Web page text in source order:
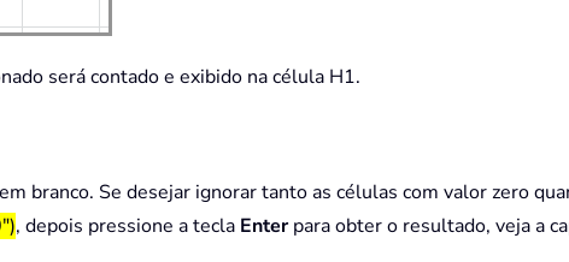
será contado e exibido na célula H1.
branco. Se desejar ignorar tanto as células com valor zero
, depois pressione a tecla Enterpara obter o resultado, veja a